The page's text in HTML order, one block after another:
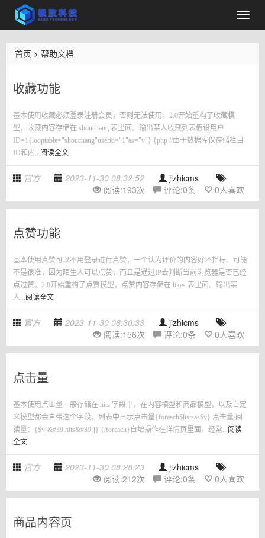
首页 > 帮助文档
收藏功能
基本使用收藏必须登录注册会员，否则无法使用。2.0开始重构了收藏模
型，收藏内容存储在 shouchang 表里面。输出某人收藏列表假设用户
ID=1{looptable="shouchang"userid="1"as="v"} {php //由于数据库仅存储栏目
ID和内...阅读全文
官方 2023-11-30 08:32:52
jizhicms
阅读:193次 评论:0条 0人喜欢
点赞功能
基本使用点赞可以不用登录进行点赞，一个认为评价的内容好坏指标。可能
不是很准，因为陌生人可以点赞，而且是通过IP去判断当前浏览器是否已经
点过赞。2.0开始重构了点赞模型，点赞内容存储在 likes 表里面。输出某
人...阅读全文
官方 2023-11-30 08:30:33
jizhicms
阅读:156次 评论:0条 0人喜欢
点击量
基本使用点击量一般存储在 hits 字段中，在内容模型和商品模型，以及自定
义模型都会自带这个字段。列表中显示点击量{foreach$listsas$v} 点击量/阅
读量：{$v[&#39;hits&#39;]} {/foreach}自增操作在详情页里面，经常...阅读
全文
官方 2023-11-30 08:28:23
jizhicms
阅读:212次 评论:0条 0人喜欢
商品内容页